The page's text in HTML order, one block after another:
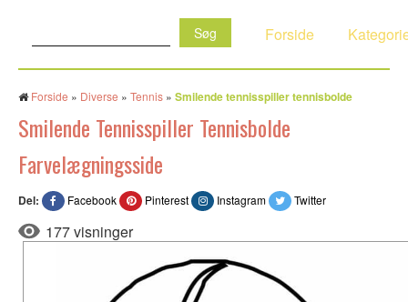
Forside
Forside » Diverse » Tennis » Smilende tennisspiller tennisbolde
Smilende Tennisspiller Tennisbolde
Farvelægningsside
Del: Facebook Pinterest Instagram Twitter
177 visninger